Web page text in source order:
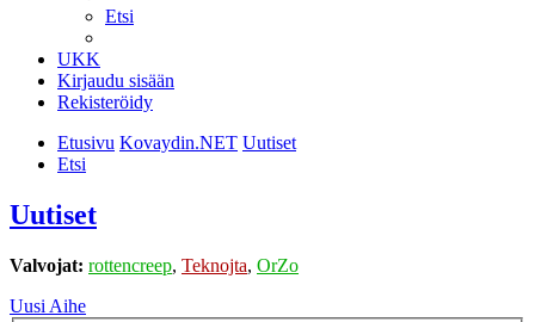
Etsi
UKK
Kirjaudu sisään
Rekisteröidy
Etusivu Kovaydin.NET Uutiset
Etsi
Uutiset
Valvojat: rottencreep, Teknojta, OrZo
Uusi Aihe